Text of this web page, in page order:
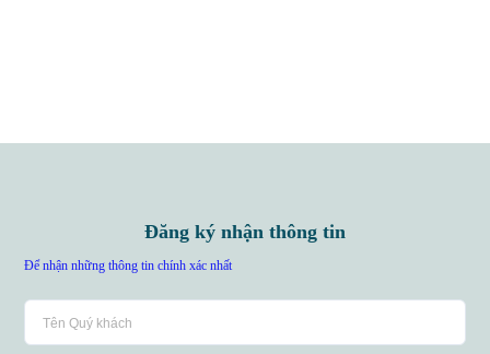
Đăng ký nhận thông tin
Để nhận những thông tin chính xác nhất